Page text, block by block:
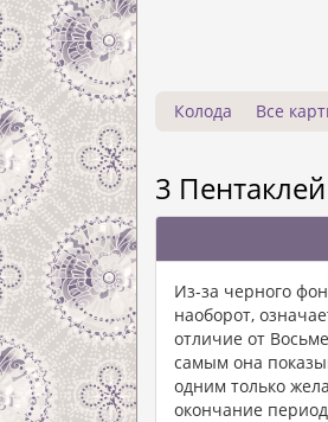
Колода Все
3 Пентаклей
Из-за черного
наоборот,
отличие от
самым она
одним только
окончание